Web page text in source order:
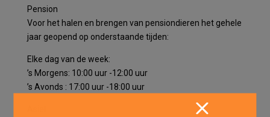
Pension
Voor het halen en brengen van pensiondieren het gehele
jaar geopend op onderstaande tijden:
Elke dag van de week:
’s Morgens: 10:00 uur -12:00 uur
’s Avonds : 17:00 uur -18:00 uur